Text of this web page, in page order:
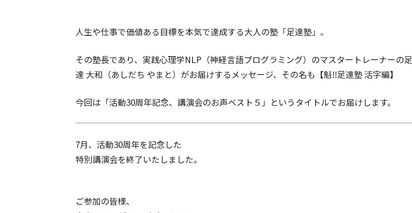
人生や仕事で価値ある目標を本気で達成する大人の塾「足達塾」。
その塾長であり、実践心理学NLP（神経言語プログラミング）のマスタートレーナーの足
達 大和（あしだち やまと）がお届けするメッセージ、その名も【魁‼足達塾 活字編】
今回は「活動30周年記念、講演会のお声ベスト５」というタイトルでお届けします。
7月、活動30周年を記念した
特別講演会を終了いたしました。
ご参加の皆様、